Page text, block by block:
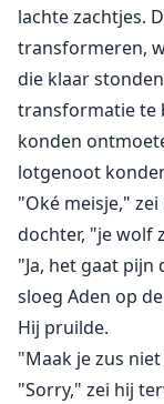
lachte zachtjes.
transformeren,
die klaar
transformatie te
konden
lotgenoot
"Oké meisje,"
dochter, "je wolf
"Ja, het gaat pijn
sloeg Aden op
Hij pruilde.
"Maak je zus
"Sorry," zei hij